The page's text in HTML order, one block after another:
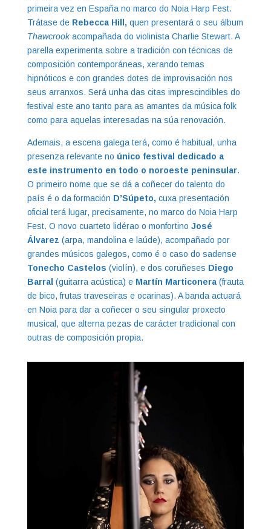
primeira vez en España no marco do Noia Harp Fest.
Trátase deRebecca Hill, quen presentará o seu álbum
Thawcrookacompañada do violinista Charlie Stewart. A
parella experimenta sobre a tradición con técnicas de
composición contemporáneas, xerando temas
hipnóticos e con grandes dotes de improvisación nos
seus arranxos. Será unha das citas imprescindibles do
festival este ano tanto para as amantes da música folk
como para aquelas interesadas na súa renovación.
Ademais, a escena galega terá, como é habitual, unha
presenza relevante no único festival dedicado a
este instrumento en todo o noroeste peninsular.
O primeiro nome que se dá a coñecer do talento do
país é o da formación D’Súpeto, cuxa presentación
oficial terá lugar, precisamente, no marco do Noia Harp
Fest. O novo cuarteto lidérao o monfortino José
Álvarez (arpa, mandolina e laúde), acompañado por
grandes músicos galegos, como é o caso do sadense
Tonecho Castelos (violín), e dos coruñeses Diego
Barral (guitarra acústica) e Martín Marticonera(frauta
de bico, frutas traveseiras e ocarinas). A banda actuará
en Noia para dar a coñecer o seu singular proxecto
musical, que alterna pezas de carácter tradicional con
outras de composición propia.